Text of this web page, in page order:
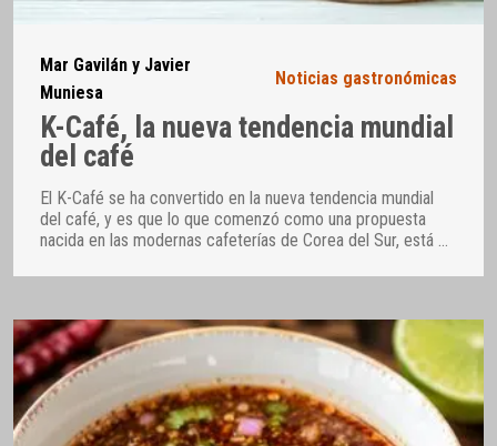
Mar Gavilán y Javier
Muniesa
Noticias gastronómicas
K-Café, la nueva tendencia mundial
del café
El K-Café se ha convertido en la nueva tendencia mundial
del café, y es que lo que comenzó como una propuesta
nacida en las modernas cafeterías de Corea del Sur, está